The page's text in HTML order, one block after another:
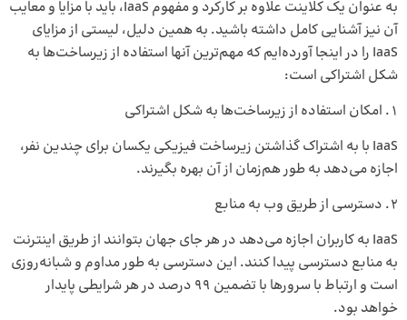
به‌ عنوان یک کلاینت علاوه بر کارکرد و مفهوم IaaS، باید با مزایا و معایب
آن نیز آشنایی کامل داشته باشید. به همین دلیل، لیستی از مزایای
IaaS را در اینجا آورده‌ایم که مهم‌ترین آنها استفاده از زیرساخت‌ها به
شکل اشتراکی است:
امکان استفاده از زیرساخت‌ها به شکل اشتراکی
IaaS با به اشتراک گذاشتن زیرساخت فیزیکی یکسان برای چندین نفر،
اجازه می‌دهد به طور هم‌زمان از آن بهره بگیرند.
دسترسی از طریق وب به منابع
IaaS به کاربران اجازه می‌دهد در هر جای جهان بتوانند از طریق اینترنت
به منابع دسترسی پیدا کنند. این دسترسی به طور مداوم و شبانه‌روزی
است و ارتباط با سرورها با تضمین 99 درصد در هر شرایطی پایدار
خواهد بود.